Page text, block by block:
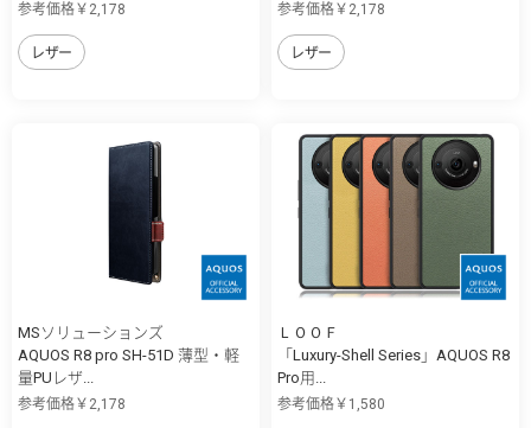
参考価格￥2,178
レザー
参考価格￥2,178
レザー
MSソリューションズ
AQUOS R8 pro SH-51D 薄型・軽
量PUレザ...
参考価格￥2,178
ＬＯＯＦ
「Luxury-Shell Series」AQUOS R8
Pro用...
参考価格￥1,580